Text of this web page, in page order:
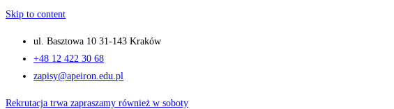
Skip to content
ul. Basztowa 10 31-143 Kraków
+48 12 422 30 68
zapisy@apeiron.edu.pl
Rekrutacja trwa zapraszamy również w soboty